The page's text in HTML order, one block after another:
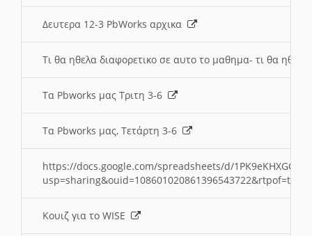
Δευτερα 12-3 PbWorks αρχικα
Τι θα ηθελα διαφορετικο σε αυτο το μαθημα- τι θα
Τα Pbworks μας Τριτη 3-6
Τα Pbworks μας, Τετάρτη 3-6
https://docs.google.com/spreadsheets/d/
Κουιζ για το WISE